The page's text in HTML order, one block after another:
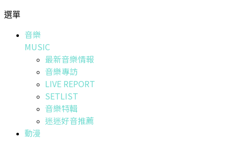
選單
音樂
MUSIC
最新音樂情報
音樂專訪
LIVE REPORT
SETLIST
音樂特輯
迷迷好音推薦
動漫